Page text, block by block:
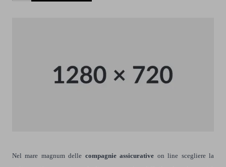
Nel mare magnum delle compagnie assicurative on line scegliere la